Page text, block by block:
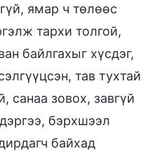
ямар ч төлөөс
тархи толгой,
байлгахыг хүсдэг,
тав тухтай
санаа зовох, завгүй
бэрхшээл
байхад